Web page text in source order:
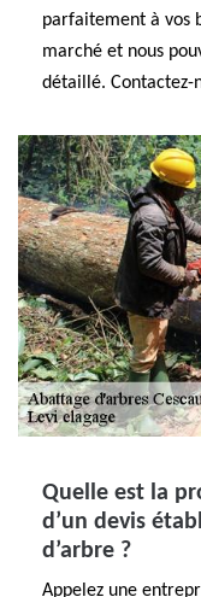
parfaitement à vos
marché et nous
détaillé. Contactez-
Quelle est la
d’un devis
d’arbre ?
Appelez une